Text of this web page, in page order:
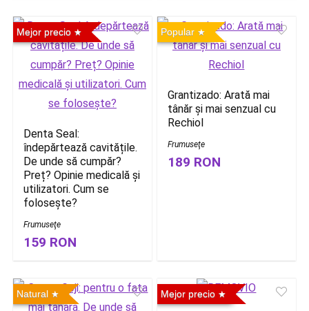
Mejor precio
Denta Seal:
îndepărtează cavitățile.
De unde să cumpăr?
Preț? Opinie medicală și
utilizatori. Cum se
folosește?
Frumuseţe
159 RON
Popular
Grantizado: Arată mai
tânăr și mai senzual cu
Rechiol
Frumuseţe
189 RON
Natural Mejor precio